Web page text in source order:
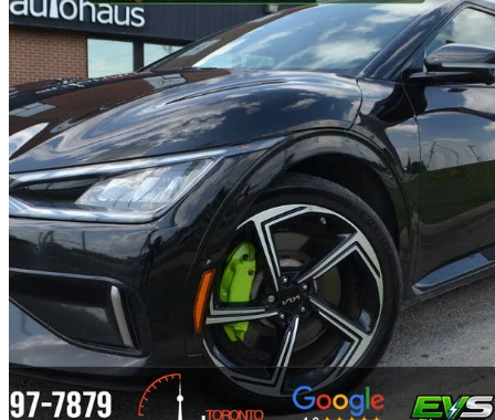
2023 Kia EV6
GT AWD48 600 km
40 990 $ Affaire
879 $/mois env.